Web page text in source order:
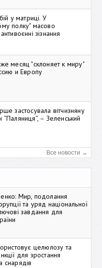
у матриці. У
полку" масово
зізнання
месяц "склоняет к миру"
и Европу
застосувала вітчизняну
– Зеленський
Все новости →
Мир, подолання
та уряд національної
завдання для
целюлозу та
для зростання
снарядів